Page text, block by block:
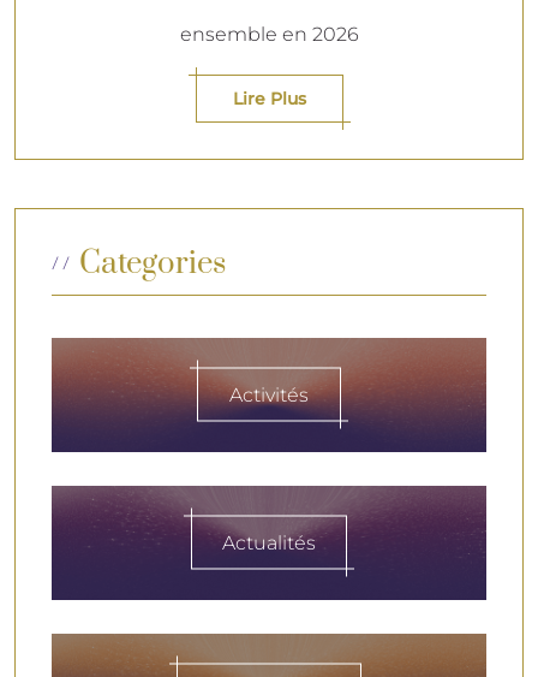
ensemble en 2026
Lire Plus
Categories
Activités
Actualités